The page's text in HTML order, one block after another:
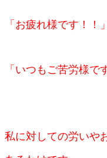
「お疲れ様です！！
「いつもご苦労様で
私に対しての労いや